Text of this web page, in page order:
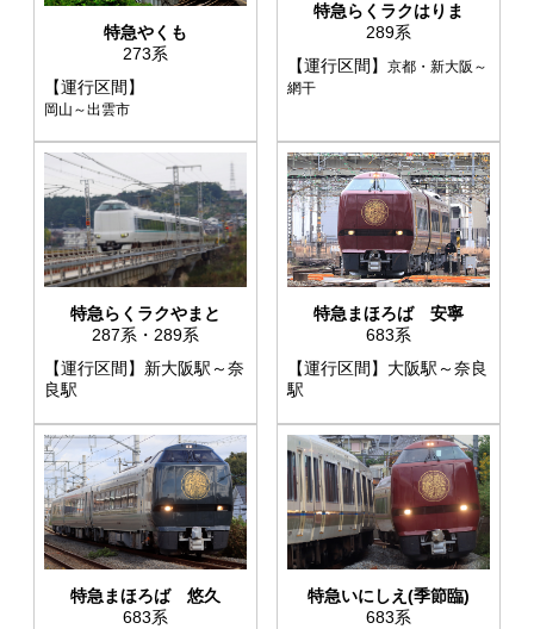
特急やくも
273系
【運行区間】
岡山～出雲市
特急らくラクはりま
289系
【運行区間】
京都・新大阪～
網干
特急らくラクやまと
287系・289系
【運行区間】新大阪駅～奈
良駅
特急まほろば 安寧
683系
【運行区間】大阪駅～奈良
駅
特急まほろば 悠久
683系
特急いにしえ(季節臨)
683系